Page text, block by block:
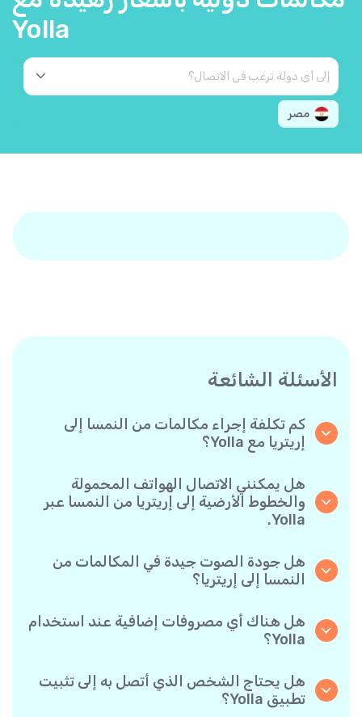
Yolla
مصر
الأسئلة الشائعة
كم تكلفة إجراء مكالمات من النمسا إلى
إريتريا مع Yolla؟
إلى إريتريا. يمكنك ببساطة التحقق من أحدث الأسعار
في التطبيق - بدون رسوم خفية أو مفاجآت.
هل يمكنني الاتصال الهواتف المحمولة
والخطوط الأرضية إلى إريتريا من النمسا عبر
Yolla.
المحمولة والخطوط الأرضية إلى إريتريا بكل سهولة.
هل جودة الصوت جيدة في المكالمات من
النمسا إلى إريتريا؟
يجعل مكالماتك تبدو تمامًا مثل المكالمات المحلية.
هل هناك أي مصروفات إضافية عند استخدام
Yolla؟
مقابل المكالمات التي تجريها حسب الأسعار المعلنة
لكل وجهة.
هل يحتاج الشخص الذي أتصل به إلى تثبيت
تطبيق Yolla؟